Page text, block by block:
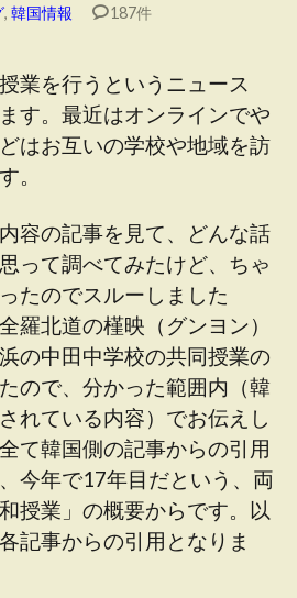
, 韓国情報 187件
業を行うというニュース
す。最近はオンラインでや
はお互いの学校や地域を訪
。
容の記事を見て、どんな話
って調べてみたけど、ちゃ
たのでスルーしました
羅北道の槿映（グンヨン）
の中田中学校の共同授業の
ので、分かった範囲内（韓
れている内容）でお伝えし
て韓国側の記事からの引用
今年で17年目だという、両
授業」の概要からです。以
記事からの引用となりま